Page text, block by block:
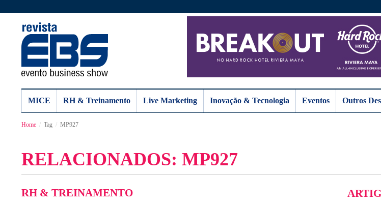
MICE RH & Treinamento Live Marketing Inovação & Tecnologia Eventos Outros
Home Tag MP927
RELACIONADOS: MP927
RH & TREINAMENTO